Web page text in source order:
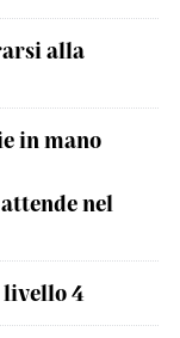
alla
in mano
nel
livello 4